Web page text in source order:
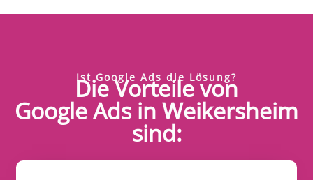
Ist Google Ads die Lösung?
Die Vorteile von
Google Ads in Weikersheim
sind: